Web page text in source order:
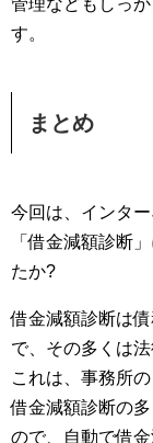
す。
まとめ
今回は、インタ
「借金減額診断
たか?
借金減額診断は
で、その多くは
これは、事務所
借金減額診断の
ので、自動で借